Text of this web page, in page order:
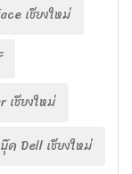
เชียงใหม่
เชียงใหม่
ค Dell เชียงใหม่